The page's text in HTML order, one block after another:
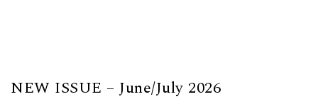
NEW ISSUE – June/July 2026